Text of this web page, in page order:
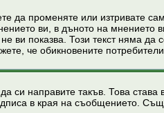
да променяте или изтривате
ви, в дъното на мнението
ви показва. Този текст няма
че обикновените
си направите такъв. Това
в края на съобщението.